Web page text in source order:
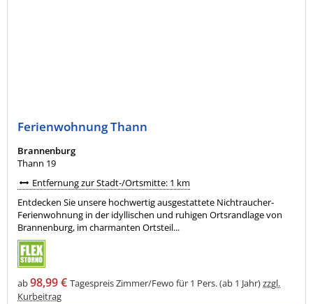
Ferienwohnung Thann
Brannenburg
Thann 19
Entfernung zur Stadt-/Ortsmitte: 1 km
Entdecken Sie unsere hochwertig ausgestattete Nichtraucher-
Ferienwohnung in der idyllischen und ruhigen Ortsrandlage von
Brannenburg, im charmanten Ortsteil...
ab98,99 € Tagespreis Zimmer/Fewo für 1 Pers. (ab 1 Jahr)zzgl.
Kurbeitrag